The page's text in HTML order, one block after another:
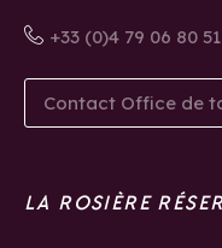
+33 (0)4 79 06 80 51
Contact Office de
LA ROSIÈRE